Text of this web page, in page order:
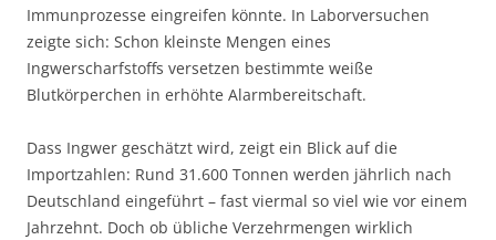
Immunprozesse eingreifen könnte. In Laborversuchen
zeigte sich: Schon kleinste Mengen eines
Ingwerscharfstoffs versetzen bestimmte weiße
Blutkörperchen in erhöhte Alarmbereitschaft.
Dass Ingwer geschätzt wird, zeigt ein Blick auf die
Importzahlen: Rund 31.600 Tonnen werden jährlich nach
Deutschland eingeführt – fast viermal so viel wie vor einem
Jahrzehnt. Doch ob übliche Verzehrmengen wirklich